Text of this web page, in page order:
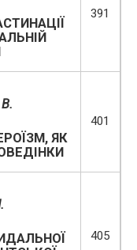
391
В.
ЯК
401
405